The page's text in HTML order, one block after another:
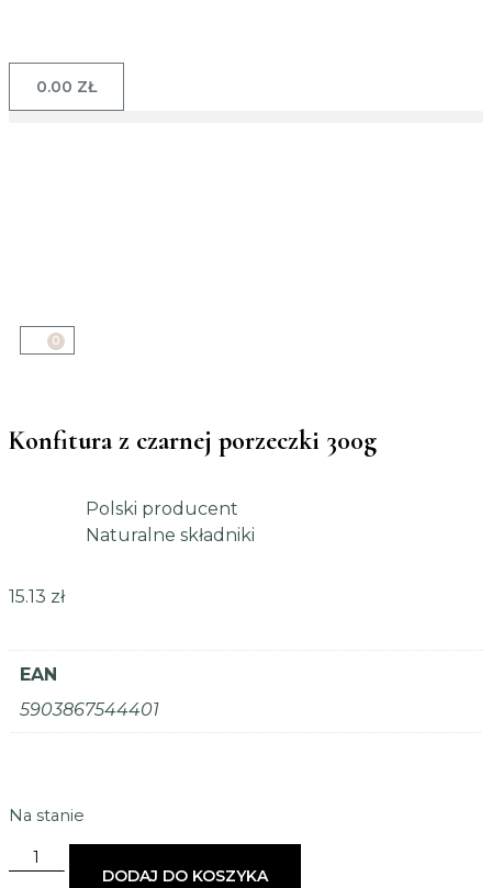
0.00 ZŁ
0
Konfitura z czarnej porzeczki 300g
Polski producent
Naturalne składniki
15.13 zł
EAN
5903867544401
Na stanie
DODAJ DO KOSZYKA